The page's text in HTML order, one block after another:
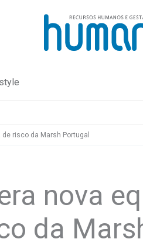
risco da Marsh Portugal
nova
da